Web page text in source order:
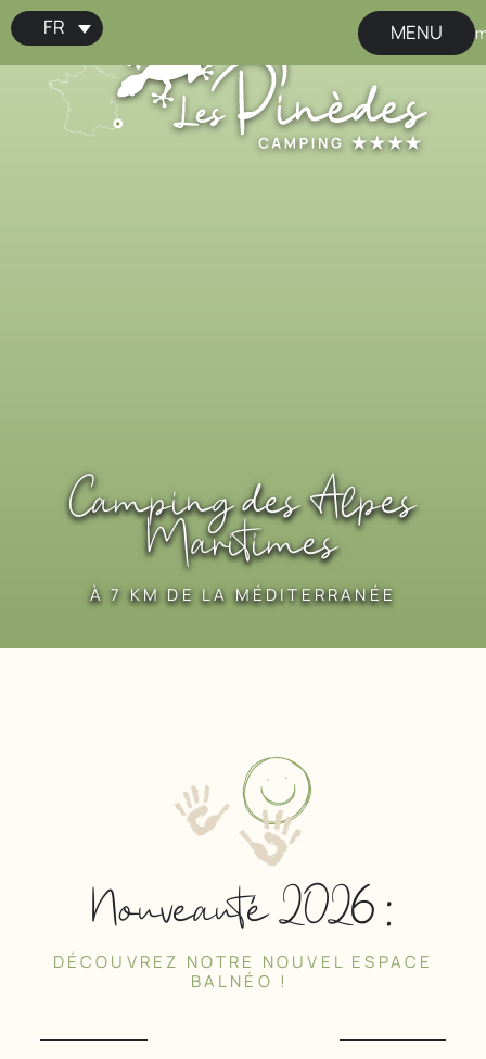
MENU
FR
Camping des Alpes
Maritimes
À 7 KM DE LA MÉDITERRANÉE
Nouveauté 2026 :
DÉCOUVREZ NOTRE NOUVEL ESPACE
BALNÉO !
📢 C’est le